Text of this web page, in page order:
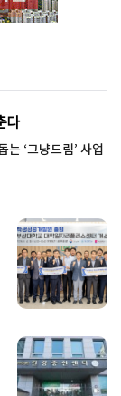
다
‘그냥드림’ 사업